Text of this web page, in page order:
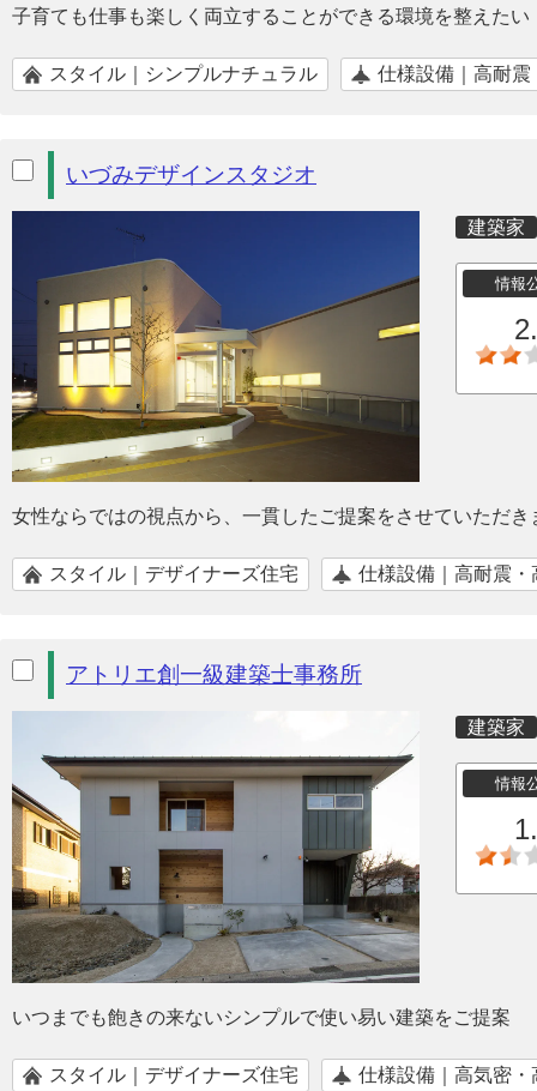
子育ても仕事も楽しく両立することができる環境を整えたい
スタイル｜シンプルナチュラル 仕様設備｜高耐震
いづみデザインスタジオ
建築家
情報
女性ならではの視点から、一貫したご提案をさせていただき
スタイル｜デザイナーズ住宅 仕様設備｜高耐震・
アトリエ創一級建築士事務所
建築家
情報
いつまでも飽きの来ないシンプルで使い易い建築をご提案
スタイル｜デザイナーズ住宅 仕様設備｜高気密・